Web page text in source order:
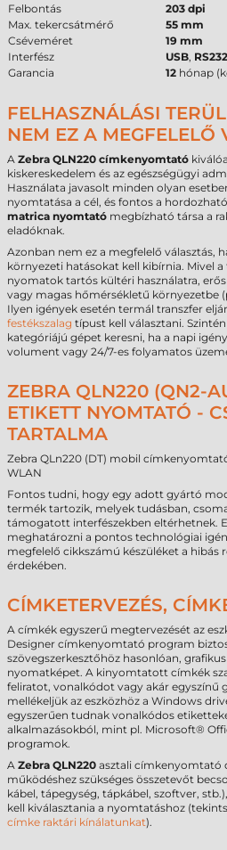
Felbontás
203 dpi
Max. tekercsátmérő
55 mm
Cséveméret
19 mm
Interfész
USB, RS232
Garancia
12 hónap
FELHASZNÁLÁSI
NEM EZ A MEGFELELŐ
A Zebra QLN220 címkenyomtató
kiskereskedelem és az egészségügyi
Használata javasolt minden olyan
nyomtatása a cél, és fontos a
matrica nyomtató megbízható társa a
eladóknak.
Azonban nem ez a megfelelő választás,
környezeti hatásokat kell kibírnia. Mivel
nyomatok tartós kültéri használatra,
vagy magas hőmérsékletű környezetbe
Ilyen igények esetén termál transzfer
festékszalag típust kell választani.
kategóriájú gépet keresni, ha a napi
volument vagy 24/7-es folyamatos
ZEBRA QLN220 (QN2-
ETIKETT NYOMTATÓ -
TARTALMA
Zebra QLn220 (DT) mobil
WLAN
Fontos tudni, hogy egy adott gyártó
termék tartozik, melyek tudásban,
támogatott interfészekben eltérhetnek.
meghatározni a pontos technológiai
megfelelő cikkszámú készüléket a hibás
érdekében.
CÍMKETERVEZÉS,
A címkék egyszerű megtervezését az
Designer címkenyomtató program
szövegszerkesztőhöz hasonlóan,
nyomatképet. A kinyomtatott címkék
feliratot, vonalkódot vagy akár egyszínű
mellékeljük az eszközhöz a Windows
egyszerűen tudnak vonalkódos
alkalmazásokból, mint pl. Microsoft®
programok.
A Zebra QLN220 asztali címkenyomtató
működéshez szükséges összetevőt
kábel, tápegység, tápkábel, szoftver,
kell kiválasztania a nyomtatáshoz
címke raktári kínálatunkat).